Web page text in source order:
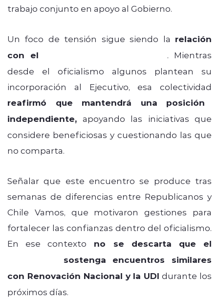
trabajo conjunto en apoyo al Gobierno.
Un foco de tensión sigue siendo la relación
con el
. Mientras
desde el oficialismo algunos plantean su
incorporación al Ejecutivo, esa colectividad
reafirmó que mantendrá una posición
independiente, apoyando las iniciativas que
considere beneficiosas y cuestionando las que
no comparta.
Señalar que este encuentro se produce tras
semanas de diferencias entre Republicanos y
Chile Vamos, que motivaron gestiones para
fortalecer las confianzas dentro del oficialismo.
En ese contexto no se descarta que el
sostenga encuentros similares
con Renovación Nacional y la UDI durante los
próximos días.